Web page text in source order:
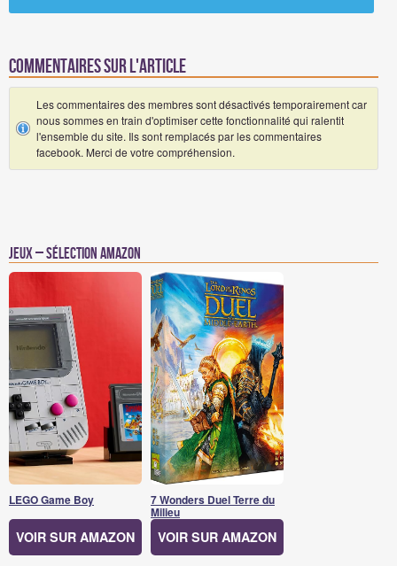
Commentaires sur l'article
Les commentaires des membres sont désactivés temporairement car
nous sommes en train d'optimiser cette fonctionnalité qui ralentit
l'ensemble du site. Ils sont remplacés par les commentaires
facebook. Merci de votre compréhension.
Jeux – Sélection Amazon
LEGO Game Boy
VOIR SUR AMAZON
7 Wonders Duel Terre du
Milieu
VOIR SUR AMAZON